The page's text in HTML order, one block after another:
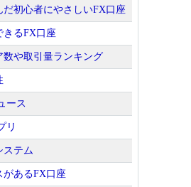
だ初心者にやさしいFX口座
きるFX口座
数や取引量ランキング
ース
リ
ステム
があるFX口座